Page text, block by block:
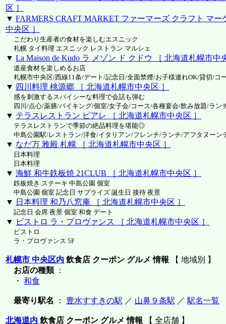
区 ］
▼ FARMERS CRAFT MARKET ファーマーズ クラフト マー
中央区 ］
こだわり生産者の食材を楽しむエスニック
札幌 タイ料理 エスニック レストラン マルシェ
▼ La Maison de Kudo ラ メゾン ド クドウ ［ 北海道札幌市中
道産食材を楽しめるお店
札幌市中央区/西線11条/デート/記念日/全面禁煙/お子様連れOK/貸切/コ
▼ 四川料理 桃源郷 ［ 北海道札幌市中央区 ］
感を刺激するスパイシーな料理で会話も弾む
四川/点心/薬膳/バイキング/個室/女子会/コース/各種宴会/飲み放題/ラン
▼ テラスレストラン ピアレ ［ 北海道札幌市中央区 ］
テラスレストランで季節の絶品料理を堪能◎
中島公園駅/レストラン/洋食/イタリアン/フレンチ/ランチ/アフタヌーン
▼ なだ万 雅殿 札幌 ［ 北海道札幌市中央区 ］
日本料理
日本料理
▼ 海鮮 和牛鉄板焼 21CLUB ［ 北海道札幌市中央区 ］
鉄板焼き ステーキ 中島公園 個室
中島公園 個室 記念日 サプライズ 誕生日 接待 夜景
▼ 日本料理 和乃八窓庵 ［ 北海道札幌市中央区 ］
記念日 会席 夜景 個室 和食 デート
▼ ビストロ ラ・プロヴァンス ［ 北海道札幌市中央区 ］
ビストロ
ラ・プロヴァンス 5F
札幌市 中央区内 飲食店 クーポン グルメ 情報 【 地域別 】
お店の種類：
・ 和食
最寄り駅名 ： 豊水すすきの駅 ／ 山鼻９条駅 ／ 駅名一覧
北海道内 飲食店 クーポン グルメ 情報 【 全店舗 】